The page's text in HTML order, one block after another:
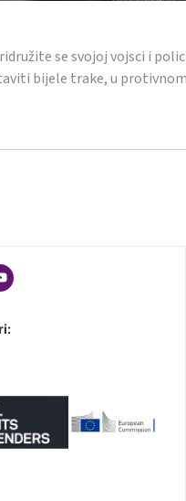
se svojoj vojsci i
bijele trake, u